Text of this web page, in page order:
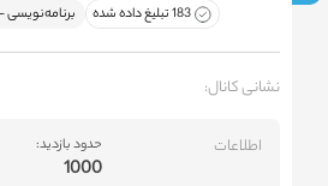
183 تبلیغ داده شده
نشانی کانال:
اطلاعات حدود بازدید:
1000